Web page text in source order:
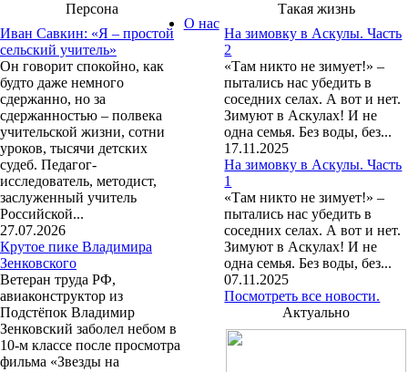
Персона
Иван Савкин: «Я – простой
сельский учитель»
Он говорит спокойно, как
будто даже немного
сдержанно, но за
сдержанностью – полвека
учительской жизни, сотни
уроков, тысячи детских
судеб. Педагог-
исследователь, методист,
заслуженный учитель
Российской...
27.07.2026
Крутое пике Владимира
Зенковского
Ветеран труда РФ,
авиаконструктор из
Подстёпок Владимир
Зенковский заболел небом в
10-м классе после просмотра
фильма «Звезды на
Такая жизнь
На зимовку в Аскулы. Часть
2
«Там никто не зимует!» –
пытались нас убедить в
соседних селах. А вот и нет.
Зимуют в Аскулах! И не
одна семья. Без воды, без...
17.11.2025
На зимовку в Аскулы. Часть
1
«Там никто не зимует!» –
пытались нас убедить в
соседних селах. А вот и нет.
Зимуют в Аскулах! И не
одна семья. Без воды, без...
07.11.2025
Посмотреть все новости.
Актуально
О нас